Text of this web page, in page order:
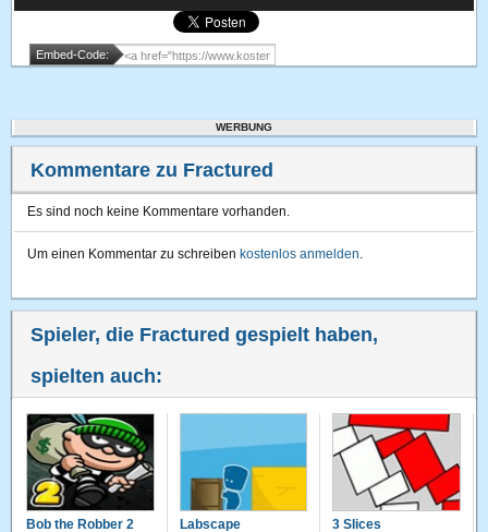
Embed-Code:
WERBUNG
Kommentare zu Fractured
Es sind noch keine Kommentare vorhanden.
Um einen Kommentar zu schreiben kostenlos anmelden.
Spieler, die Fractured gespielt haben,
spielten auch:
Bob the Robber 2 Labscape 3 Slices